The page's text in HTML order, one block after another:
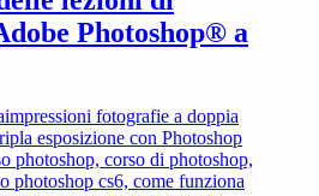
Photoshop® a